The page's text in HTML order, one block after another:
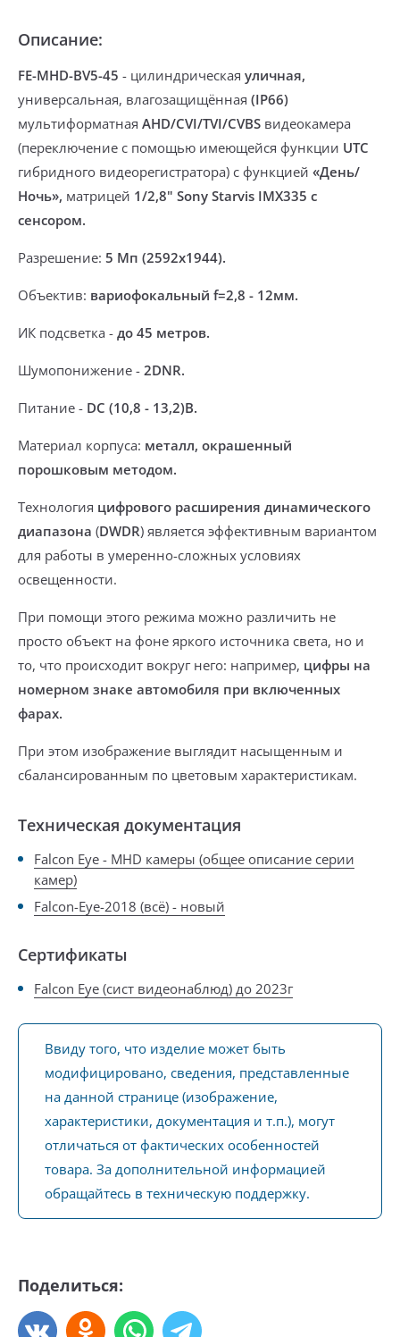
Описание:
FE-MHD-BV5-45 - цилиндрическая уличная,
универсальная, влагозащищённая (IP66)
мультиформатная AHD/CVI/TVI/CVBS видеокамера
(переключение с помощью имеющейся функции UTC
гибридного видеорегистратора) с функцией «День/
Ночь», матрицей 1/2,8" Sony Starvis IMX335 с
сенсором.
Разрешение: 5 Мп (2592х1944).
Объектив: вариофокальный f=2,8 - 12мм.
ИК подсветка - до 45 метров.
Шумопонижение - 2DNR.
Питание - DC (10,8 - 13,2)В.
Материал корпуса: металл, окрашенный
порошковым методом.
Технология цифрового расширения динамического
диапазона (DWDR) является эффективным вариантом
для работы в умеренно-сложных условиях
освещенности.
При помощи этого режима можно различить не
просто объект на фоне яркого источника света, но и
то, что происходит вокруг него: например, цифры на
номерном знаке автомобиля при включенных
фарах.
При этом изображение выглядит насыщенным и
сбалансированным по цветовым характеристикам.
Техническая документация
Falcon Eye - MHD камеры (общее описание серии
камер)
Falcon-Eye-2018 (всё) - новый
Сертификаты
Falcon Eye (сист видеонаблюд) до 2023г
Ввиду того, что изделие может быть
модифицировано, сведения, представленные
на данной странице (изображение,
характеристики, документация и т.п.), могут
отличаться от фактических особенностей
товара. За дополнительной информацией
обращайтесь в техническую поддержку.
Поделиться: